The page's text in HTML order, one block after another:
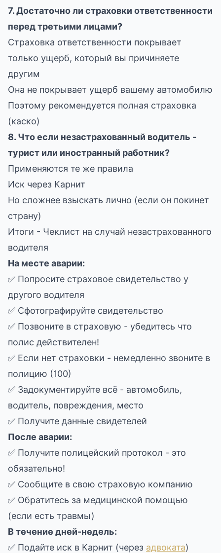
7. Достаточно ли страховки ответственности
перед третьими лицами?
Страховка ответственности покрывает
только ущерб, который вы причиняете
другим
Она не покрывает ущерб вашему автомобилю
Поэтому рекомендуется полная страховка
(каско)
8. Что если незастрахованный водитель -
турист или иностранный работник?
Применяются те же правила
Иск через Карнит
Но сложнее взыскать лично (если он покинет
страну)
Итоги - Чеклист на случай незастрахованного
водителя
На месте аварии:
✅ Попросите страховое свидетельство у
другого водителя
✅ Сфотографируйте свидетельство
✅ Позвоните в страховую - убедитесь что
полис действителен!
✅ Если нет страховки - немедленно звоните в
полицию (100)
✅ Задокументируйте всё - автомобиль,
водитель, повреждения, место
✅ Получите данные свидетелей
После аварии:
✅ Получите полицейский протокол - это
обязательно!
✅ Сообщите в свою страховую компанию
✅ Обратитесь за медицинской помощью
(если есть травмы)
В течение дней-недель:
✅ Подайте иск в Карнит (через адвоката)